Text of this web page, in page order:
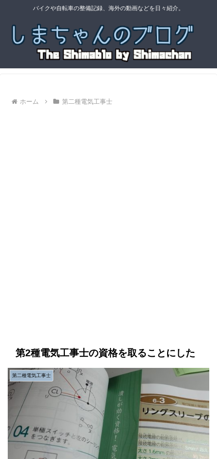
バイクや自転車の整備記録、海外の動画などを日々紹介。
ホーム 第二種電気工事士
第2種電気工事士の資格を取ることにした
第二種電気工事士